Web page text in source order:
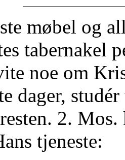
møbel og
tabernakel
noe om
dager,
2.
tjeneste: